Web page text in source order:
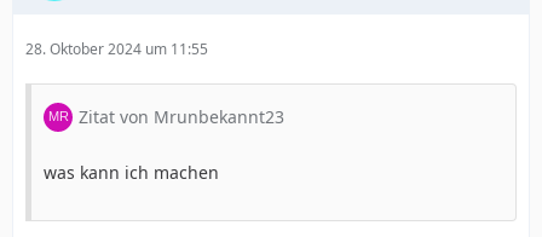
28. Oktober 2024 um 11:55
Zitat von Mrunbekannt23
was kann ich machen